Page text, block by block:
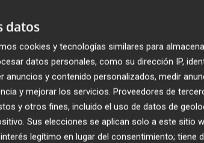
clasificados.
no tan positivos como los
al pabellón de la UPV este sábado a las
de Carlos Carreño, que han liderado la
para el combinado valenciano que,
de su afición y cerrar así un año
datos
cookies y tecnologías similares para
datos personales, como su dirección IP,
anuncios y contenido personalizados, medir
y mejorar los servicios. Proveedores de
y otros fines, incluido el uso de datos de
Sus elecciones se aplican solo a este sitio
legítimo en lugar del consentimiento; tiene